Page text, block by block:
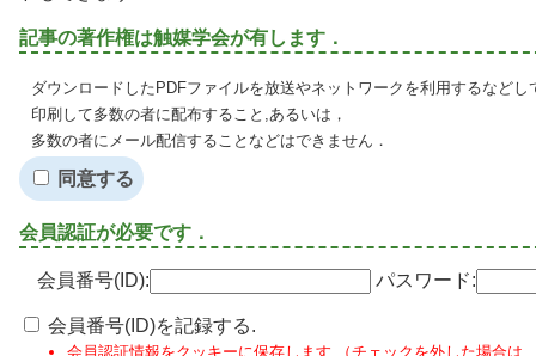
記事の著作権は触媒学会が有します．
ダウンロードしたPDFファイルを放送やネットワークを利用するなど
印刷して多数の者に配布すること,あるいは，
多数の者にメール配信することなどはできません．
同意する
会員認証が必要です．
会員番号(ID): パスワード:
会員番号(ID)を記録する.
会員認証情報をクッキーに保存します.（チェックを外した場合は